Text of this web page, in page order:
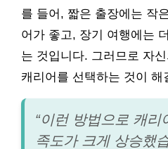
를 들어, 짧은 출장에는 작
어가 좋고, 장기 여행에는
는 것입니다. 그러므로 자
캐리어를 선택하는 것이 해
“이런 방법으로 캐리
족도가 크게 상승했